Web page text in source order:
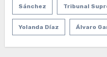
Sánchez Tribunal
Yolanda Díaz Álvaro